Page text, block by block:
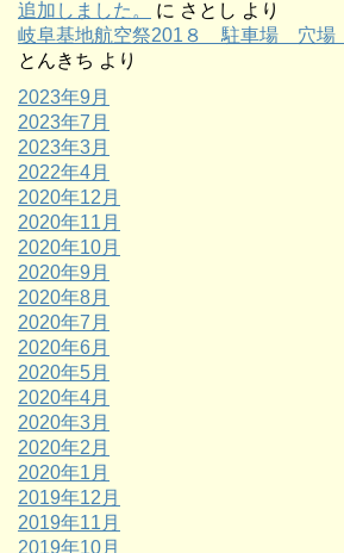
追加しました。
に さとし より
岐阜基地航空祭201８ 駐車場 穴場
とんきち より
2023年9月
2023年7月
2023年3月
2022年4月
2020年12月
2020年11月
2020年10月
2020年9月
2020年8月
2020年7月
2020年6月
2020年5月
2020年4月
2020年3月
2020年2月
2020年1月
2019年12月
2019年11月
2019年10月